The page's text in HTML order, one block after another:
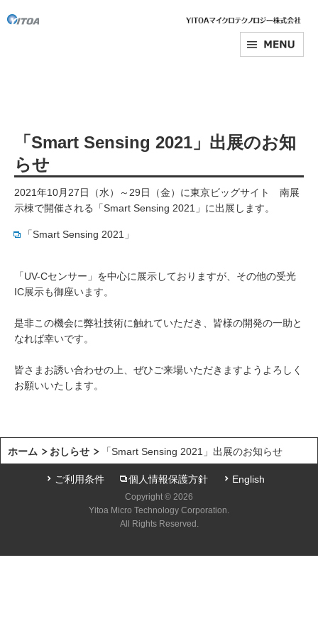
「Smart Sensing 2021」出展のお知
らせ
2021年10月27日（水）～29日（金）に東京ビッグサイト 南展
示棟で開催される「Smart Sensing 2021」に出展します。
「Smart Sensing 2021」
「UV-Cセンサー」を中心に展示しておりますが、その他の受光
IC展示も御座います。
是非この機会に弊社技術に触れていただき、皆様の開発の一助と
なれば幸いです。
皆さまお誘い合わせの上、ぜひご来場いただきますようよろしく
お願いいたします。
ホーム おしらせ 「Smart Sensing 2021」出展のお知らせ
ご利用条件 個人情報保護方針 English
Copyright © 2026
Yitoa Micro Technology Corporation.
All Rights Reserved.